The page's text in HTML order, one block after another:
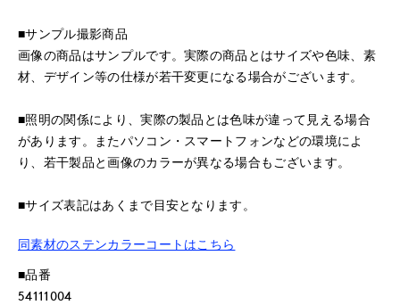
■サンプル撮影商品
画像の商品はサンプルです。実際の商品とはサイズや色味、素
材、デザイン等の仕様が若干変更になる場合がございます。
■照明の関係により、実際の製品とは色味が違って見える場合
があります。またパソコン・スマートフォンなどの環境によ
り、若干製品と画像のカラーが異なる場合もございます。
■サイズ表記はあくまで目安となります。
同素材のステンカラーコートはこちら
■品番
54111004